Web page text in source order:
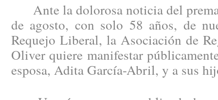
Ante la dolorosa noticia del
de agosto, con solo 58 años, de
Requejo Liberal, la Asociación de
Oliver quiere manifestar
esposa, Adita García-Abril, y a sus